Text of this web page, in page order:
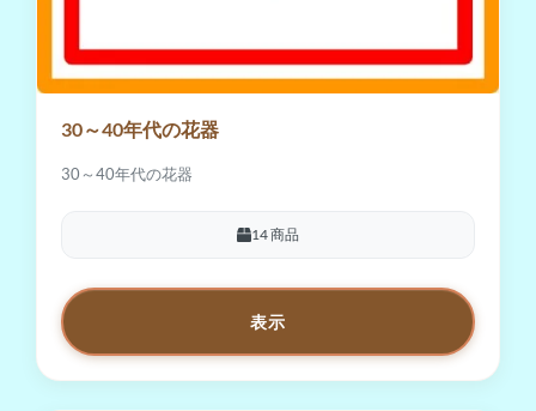
30～40年代の花器
30～40年代の花器
14 商品
表示